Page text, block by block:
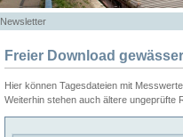
Newsletter
Freier Download
Hier können Tagesdateien mit
Weiterhin stehen auch ältere ungeprüfte